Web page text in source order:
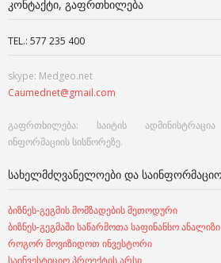
ᲙᲝᲜᲢᲐᲥᲢᲘ, ᲒᲐᲤᲠᲗᲮᲘᲚᲔᲑᲐ
TEL.: 577 235 400
skype: Medgeo.net
Caumednet@gmail.com
გაფრთხილება: საიტის
ინფორმაციის სისწორეზე.
ᲡᲐᲮᲔᲚᲛᲫᲦᲕᲐᲜᲔᲚᲝᲔᲑᲘ ᲓᲐ
ბიზნეს-გეგმის მომზადების მეთოდური
ბიზნეს-გეგმაში საწარმოთა საფინანსო ანალიზი
როგორ მოვიზიდოთ ინვესტორი
საინვესტიციო პროექტის არსი